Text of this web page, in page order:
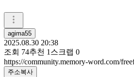
agima55
2025.08.30 20:38
조회 74추천 1 스크랩 0
https://community.memory-word.com/
주소복사